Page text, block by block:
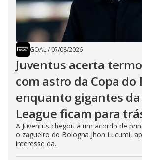
GOAL/ 07/08/2026
Juventus acerta
com astro da Copa do
enquanto gigantes
League ficam para
A Juventus chegou a um acordo de
o zagueiro do Bologna Jhon Lucumi,
interesse da...